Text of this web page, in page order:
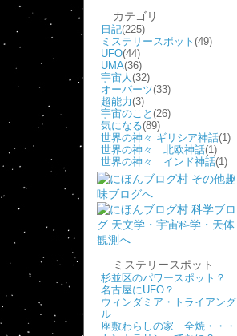
カテゴリ
日記(225)
ミステリースポット (49)
UFO(44)
UMA(36)
宇宙人(32)
オーパーツ(33)
超能力(3)
宇宙のこと (26)
気になる(89)
世界の神々 ギリシア神話(1)
世界の神々 北欧神話(1)
世界の神々 インド神話(1)
ミステリースポット
杉並区のパワースポット？
名古屋にUFO？
ウィンダミア・トライアング
ル
座敷わらしの家 全焼・・・